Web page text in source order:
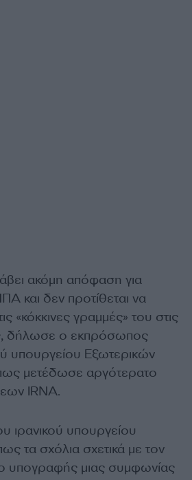
ακόμη απόφαση για
και δεν προτίθεται να
«κόκκινες γραμμές» του στις
δήλωσε ο εκπρόσωπος
υπουργείου Εξωτερικών
μετέδωσε αργότερατο
IRNA.
υπουργείου
τα σχόλια σχετικά με τον
υπογραφής μιας συμφωνίας